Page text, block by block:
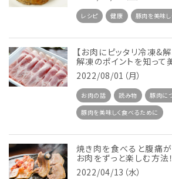
レシピ 健康 豚肉を美味
【お肉にピッタリ冷凍&
解凍のポイントを知って
2022/08/01（月）
お肉の話 読み物
豚肉に
豚肉を美味しく食べるために
焼き肉を食べると腹痛
お肉をずっと楽しむ方法！
2022/04/13（水）